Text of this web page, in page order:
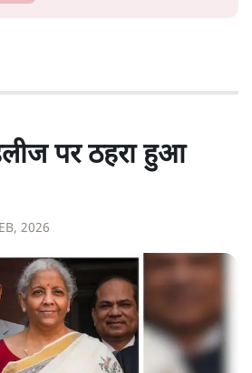
पर ठहरा हुआ
2026